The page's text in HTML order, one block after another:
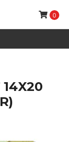
0